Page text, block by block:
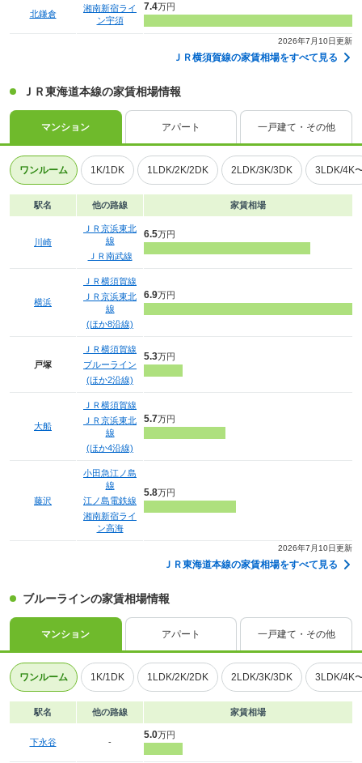
北鎌倉
湘南新宿ライ
ン宇須
7.4万円
2026年7月10日更新
ＪＲ横須賀線の家賃相場をすべて見る
ＪＲ東海道本線の家賃相場情報
マンション アパート 一戸建て・その他
ワンルーム 1K/1DK 1LDK/2K/2DK 2LDK/3K/3DK 3LDK/4K
駅名 他の路線 家賃相場
川崎
ＪＲ京浜東北
線
ＪＲ南武線
6.5万円
横浜
ＪＲ横須賀線
ＪＲ京浜東北
線
(ほか8沿線)
6.9万円
戸塚
ＪＲ横須賀線
ブルーライン
(ほか2沿線)
5.3万円
大船
ＪＲ横須賀線
ＪＲ京浜東北
線
(ほか4沿線)
5.7万円
藤沢
小田急江ノ島
線
江ノ島電鉄線
湘南新宿ライ
ン高海
5.8万円
2026年7月10日更新
ＪＲ東海道本線の家賃相場をすべて見る
ブルーラインの家賃相場情報
マンション アパート 一戸建て・その他
ワンルーム 1K/1DK 1LDK/2K/2DK 2LDK/3K/3DK 3LDK/4K
駅名 他の路線 家賃相場
下永谷 -
5.0万円